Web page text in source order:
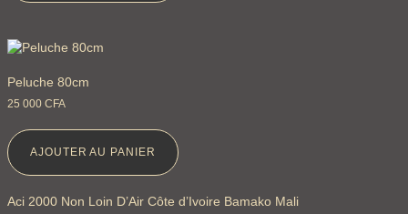
Peluche 80cm
25 000 CFA
AJOUTER AU PANIER
Aci 2000 Non Loin D’Air Côte d’Ivoire Bamako Mali